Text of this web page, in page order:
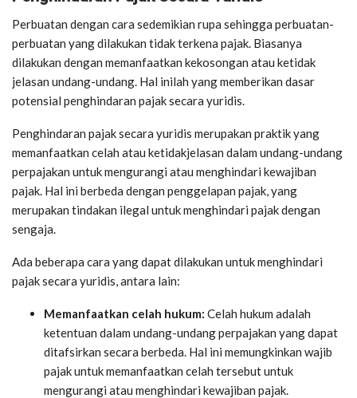
Perbuatan dengan cara sedemikian rupa sehingga perbuatan-
perbuatan yang dilakukan tidak terkena pajak. Biasanya
dilakukan dengan memanfaatkan kekosongan atau ketidak
jelasan undang-undang. Hal inilah yang memberikan dasar
potensial penghindaran pajak secara yuridis.
Penghindaran pajak secara yuridis merupakan praktik yang
memanfaatkan celah atau ketidakjelasan dalam undang-undang
perpajakan untuk mengurangi atau menghindari kewajiban
pajak. Hal ini berbeda dengan penggelapan pajak, yang
merupakan tindakan ilegal untuk menghindari pajak dengan
sengaja.
Ada beberapa cara yang dapat dilakukan untuk menghindari
pajak secara yuridis, antara lain:
Memanfaatkan celah hukum: Celah hukum adalah
ketentuan dalam undang-undang perpajakan yang dapat
ditafsirkan secara berbeda. Hal ini memungkinkan wajib
pajak untuk memanfaatkan celah tersebut untuk
mengurangi atau menghindari kewajiban pajak.